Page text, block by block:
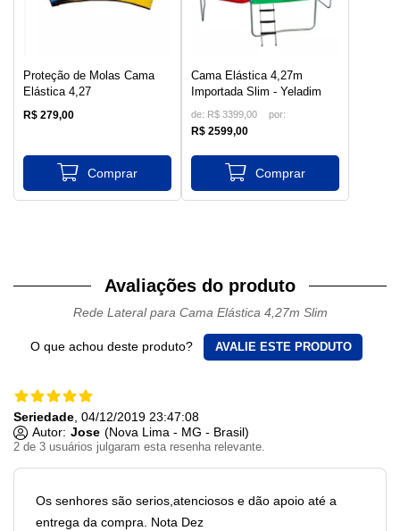
Proteção de Molas Cama
Elástica 4,27
R$ 279,00
Cama Elástica 4,27m
Importada Slim - Yeladim
de: R$ 3399,00
R$ 2599,00
Avaliações do produto
Rede Lateral para Cama Elástica 4,27m Slim
O que achou deste produto? AVALIE ESTE PRODUTO
2 de 3 usuários julgaram esta resenha relevante.
Seriedade , 04/12/2019 23:47:08
Autor: Jose (Nova Lima - MG - Brasil)
Os senhores são serios,atenciosos e dão apoio até a
entrega da compra. Nota Dez